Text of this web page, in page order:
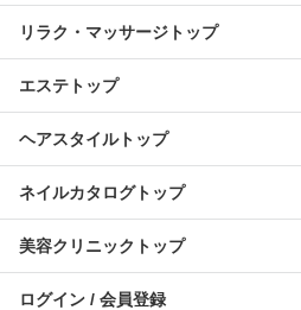
リラク・マッサージトップ
エステトップ
ヘアスタイルトップ
ネイルカタログトップ
美容クリニックトップ
ログイン / 会員登録